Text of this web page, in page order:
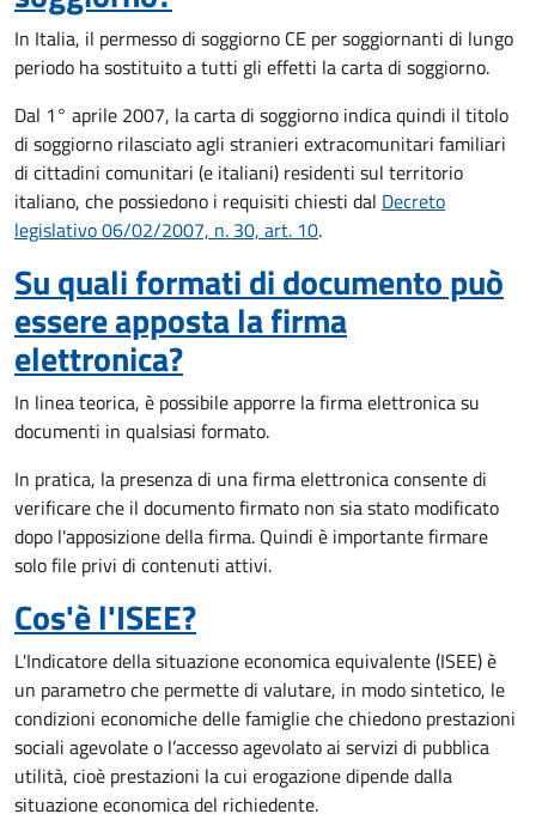
In Italia, il permesso di soggiorno CE per soggiornanti di lungo
periodo ha sostituito a tutti gli effetti la carta di soggiorno.
Dal 1° aprile 2007, la carta di soggiorno indica quindi il titolo
di soggiorno rilasciato agli stranieri extracomunitari familiari
di cittadini comunitari (e italiani) residenti sul territorio
italiano, che possiedono i requisiti chiesti dal Decreto
legislativo 06/02/2007, n. 30, art. 10.
Su quali formati di documento può
essere apposta la firma
elettronica?
In linea teorica, è possibile apporre la firma elettronica su
documenti in qualsiasi formato.
In pratica, la presenza di una firma elettronica consente di
verificare che il documento firmato non sia stato modificato
dopo l'apposizione della firma. Quindi è importante firmare
solo file privi di contenuti attivi.
Cos'è l'ISEE?
L'Indicatore della situazione economica equivalente (ISEE) è
un parametro che permette di valutare, in modo sintetico, le
condizioni economiche delle famiglie che chiedono prestazioni
sociali agevolate o l’accesso agevolato ai servizi di pubblica
utilità, cioè prestazioni la cui erogazione dipende dalla
situazione economica del richiedente.